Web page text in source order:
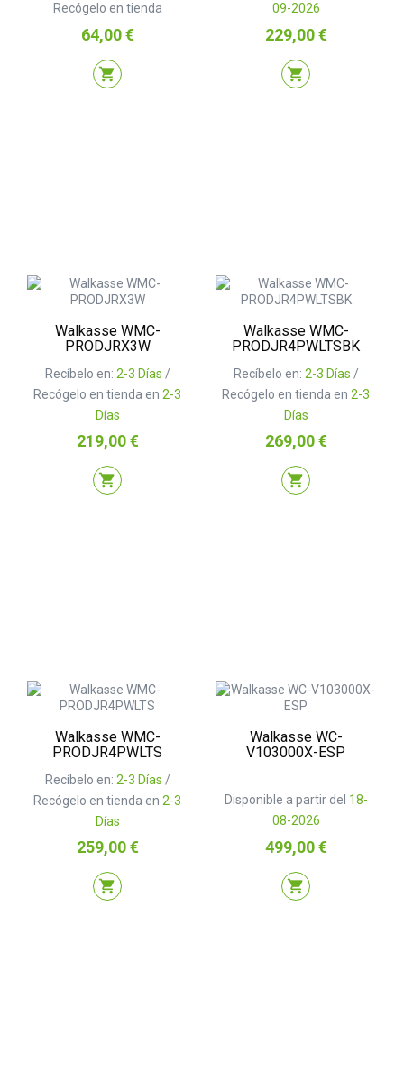
Recógelo en tienda
Precio
64,00 €
shopping_cart
09-2026
Precio
229,00 €
shopping_cart
Walkasse WMC-
PRODJRX3W
Recíbelo en: 2-3 Días /
Recógelo en tienda en 2-3
Días
Precio
219,00 €
shopping_cart
Walkasse WMC-
PRODJR4PWLTSBK
Recíbelo en: 2-3 Días /
Recógelo en tienda en 2-3
Días
Precio
269,00 €
shopping_cart
Walkasse WMC-
PRODJR4PWLTS
Recíbelo en: 2-3 Días /
Recógelo en tienda en 2-3
Días
Precio
259,00 €
shopping_cart
Walkasse WC-
V103000X-ESP
Disponible a partir del 18-
08-2026
Precio
499,00 €
shopping_cart